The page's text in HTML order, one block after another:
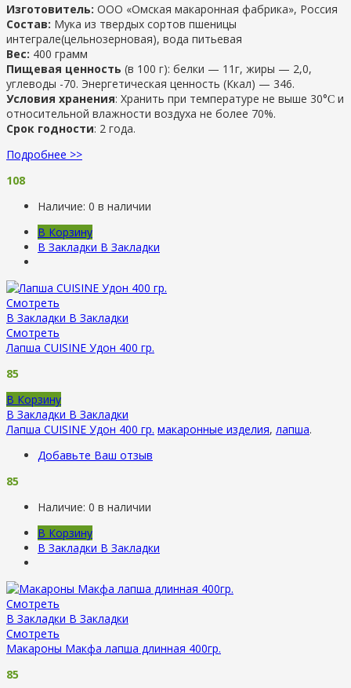
Изготовитель: ООО «Омская макаронная фабрика», Россия
Состав: Мука из твердых сортов пшеницы
интеграле(цельнозерновая), вода питьевая
Вес: 400 грамм
Пищевая ценность (в 100 г): белки — 11г, жиры — 2,0,
углеводы -70. Энергетическая ценность (Ккал) — 346.
Условия хранения: Хранить при температуре не выше 30°Ϲ и
относительной влажности воздуха не более 70%.
Срок годности: 2 года.
Подробнее >>
108
Наличие: 0 в наличии
В Корзину
В Закладки В Закладки
Смотреть
В Закладки В Закладки
Смотреть
Лапша CUISINE Удон 400 гр.
85
В Корзину
В Закладки В Закладки
Лапша CUISINE Удон 400 гр. макаронные изделия, лапша.
Добавьте Ваш отзыв
85
Наличие: 0 в наличии
В Корзину
В Закладки В Закладки
Смотреть
В Закладки В Закладки
Смотреть
Макароны Макфа лапша длинная 400гр.
85